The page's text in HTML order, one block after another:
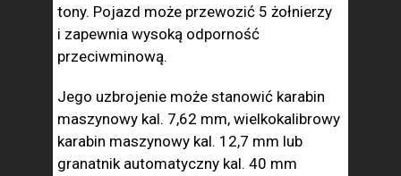
tony. Pojazd może przewozić 5 żołnierzy
i zapewnia wysoką odporność
przeciwminową.
Jego uzbrojenie może stanowić karabin
maszynowy kal. 7,62 mm, wielkokalibrowy
karabin maszynowy kal. 12,7 mm lub
granatnik automatyczny kal. 40 mm